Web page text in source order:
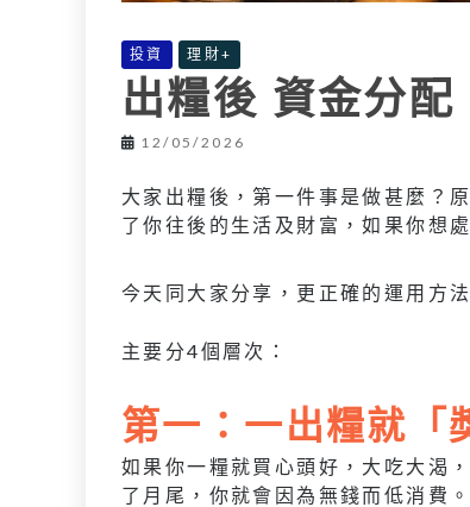
投資 理財+
出糧後 資金分配
12/05/2026
大家出糧後，第一件事是做甚麼？
了你往後的生活及財富，如果你想
今天同大家分享，更正確的運用方法
主要分4個層次：
第一：一出糧就「
如果你一糧就買心頭好，大吃大渴
了月尾，你就會因為無錢而低消費。